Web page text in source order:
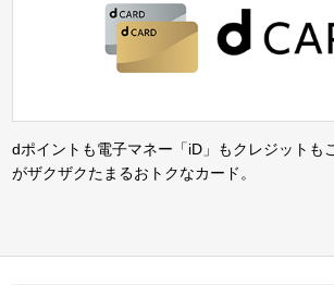
dポイントも電子マネー「iD」もクレジットも
がザクザクたまるおトクなカード。